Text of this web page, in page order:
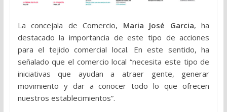
La concejala de Comercio, Maria José Garcia, ha
destacado la importancia de este tipo de acciones
para el tejido comercial local. En este sentido, ha
señalado que el comercio local “necesita este tipo de
iniciativas que ayudan a atraer gente, generar
movimiento y dar a conocer todo lo que ofrecen
nuestros establecimientos”.